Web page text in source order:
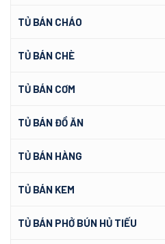
TỦ BÁN CHÁO
TỦ BÁN CHÈ
TỦ BÁN CƠM
TỦ BÁN ĐỒ ĂN
TỦ BÁN HÀNG
TỦ BÁN KEM
TỦ BÁN PHỞ BÚN HỦ TIẾU